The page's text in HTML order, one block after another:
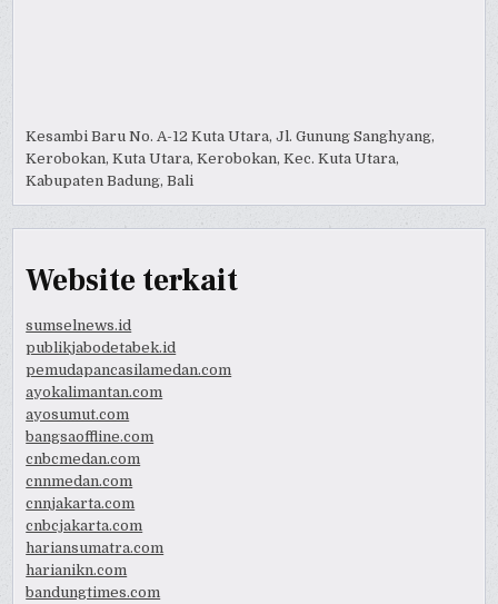
Kesambi Baru No. A-12 Kuta Utara, Jl. Gunung Sanghyang,
Kerobokan, Kuta Utara, Kerobokan, Kec. Kuta Utara,
Kabupaten Badung, Bali
Website terkait
sumselnews.id
publikjabodetabek.id
pemudapancasilamedan.com
ayokalimantan.com
ayosumut.com
bangsaoffline.com
cnbcmedan.com
cnnmedan.com
cnnjakarta.com
cnbcjakarta.com
hariansumatra.com
harianikn.com
bandungtimes.com